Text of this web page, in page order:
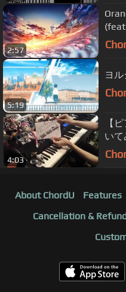
2:57
5:19
ヨル
4:03
【
い
About ChordU Features
Cancellation &